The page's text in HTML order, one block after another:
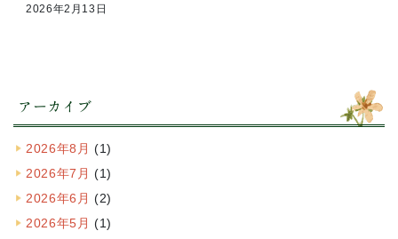
2026年2月13日
アーカイブ
2026年8月 (1)
2026年7月 (1)
2026年6月 (2)
2026年5月 (1)